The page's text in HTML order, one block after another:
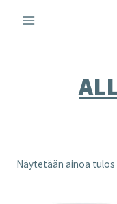
sisältöön
Näytetään ainoa tulos